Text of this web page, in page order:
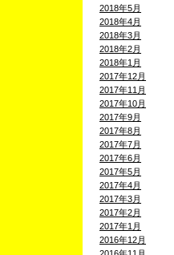
2018年5月
2018年4月
2018年3月
2018年2月
2018年1月
2017年12月
2017年11月
2017年10月
2017年9月
2017年8月
2017年7月
2017年6月
2017年5月
2017年4月
2017年3月
2017年2月
2017年1月
2016年12月